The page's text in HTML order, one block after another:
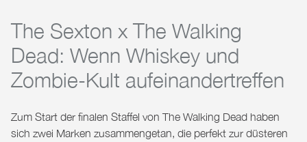
The Sexton x The Walking
Dead: Wenn Whiskey und
Zombie-Kult aufeinandertreffen
Zum Start der finalen Staffel von The Walking Dead haben
sich zwei Marken zusammengetan, die perfekt zur düsteren